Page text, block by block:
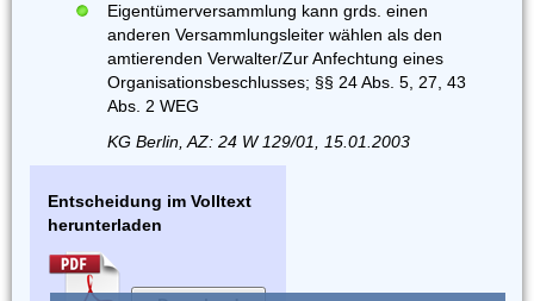
Eigentümerversammlung kann grds. einen
anderen Versammlungsleiter wählen als den
amtierenden Verwalter/Zur Anfechtung eines
Organisationsbeschlusses; §§ 24 Abs. 5, 27, 43
Abs. 2 WEG
KG Berlin, AZ: 24 W 129/01, 15.01.2003
Entscheidung im Volltext
herunterladen